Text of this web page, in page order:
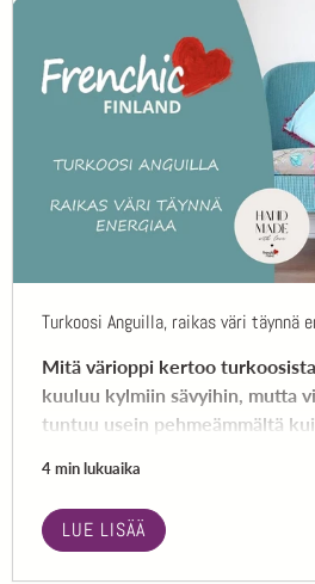
Turkoosi Anguilla, raikas väri täynnä
Mitä värioppi kertoo
kuuluu kylmiin sävyihin, mutta
tuntuu usein pehmeämmältä
4 min lukuaika
LUE LISÄÄ